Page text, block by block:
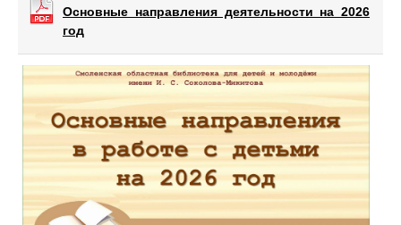
Основные направления деятельности на 2026
год